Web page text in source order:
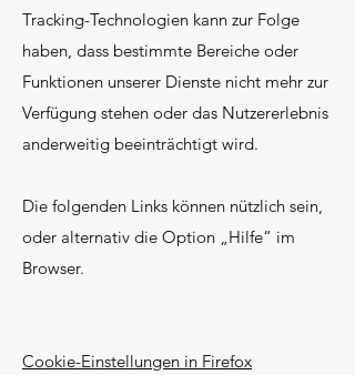
Tracking-Technologien kann zur Folge
haben, dass bestimmte Bereiche oder
Funktionen unserer Dienste nicht mehr zur
Verfügung stehen oder das Nutzererlebnis
anderweitig beeinträchtigt wird.
Die folgenden Links können nützlich sein,
oder alternativ die Option „Hilfe“ im
Browser.
Cookie-Einstellungen in Firefox